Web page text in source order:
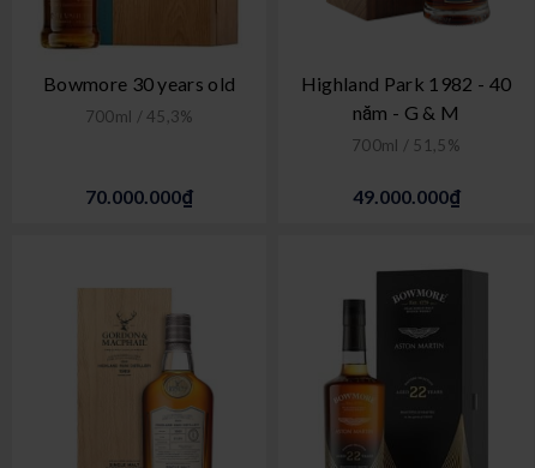
Bowmore 30 years old
700ml / 45,3%
70.000.000₫
Highland Park 1982 - 40
năm - G & M
700ml / 51,5%
49.000.000₫